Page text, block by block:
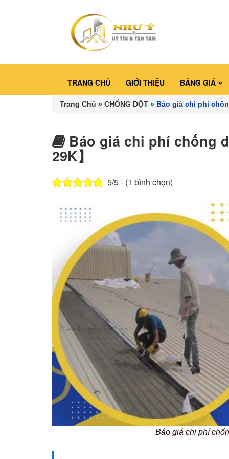
TRANG CHỦ GIỚI THIỆU BẢNG GIÁ
Trang Chủ » CHỐNG DỘT » Báo giá chi phí
Báo giá chi phí chống
29K】
5/5 - (1 bình chọn)
Báo giá chi phí